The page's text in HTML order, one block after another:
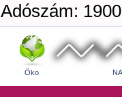
Adószám:
Öko